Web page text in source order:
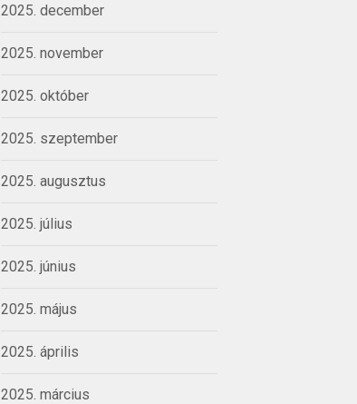
2025. december
2025. november
2025. október
2025. szeptember
2025. augusztus
2025. július
2025. június
2025. május
2025. április
2025. március